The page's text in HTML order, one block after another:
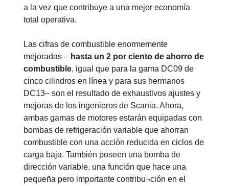
a la vez que contribuye a una mejor economía
total operativa.
Las cifras de combustible enormemente
mejoradas – hasta un 2 por ciento de ahorro de
combustible, igual que para la gama DC09 de
cinco cilindros en línea y para sus hermanos
DC13– son el resultado de exhaustivos ajustes y
mejoras de los ingenieros de Scania. Ahora,
ambas gamas de motores estarán equipadas con
bombas de refrigeración variable que ahorran
combustible con una acción reducida en ciclos de
carga baja. También poseen una bomba de
dirección variable, una función que hace una
pequeña pero importante contribu¬ción en el